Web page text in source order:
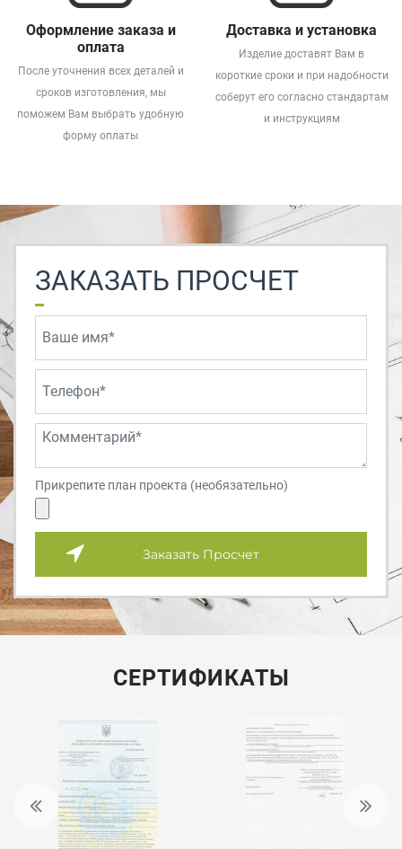
Оформление заказа и
оплата
После уточнения всех деталей и
сроков изготовления, мы
поможем Вам выбрать удобную
форму оплаты
Доставка и установка
Изделие доставят Вам в
короткие сроки и при надобности
соберут его согласно стандартам
и инструкциям
ЗАКАЗАТЬ ПРОСЧЕТ
Прикрепите план проекта (необязательно)
Заказать Просчет
СЕРТИФИКАТЫ